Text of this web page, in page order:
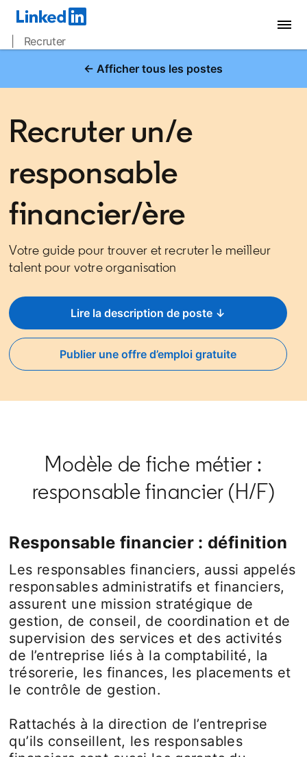
| Recruter
← Afficher tous les postes
Recruter un/e
responsable
financier/ère
Votre guide pour trouver et recruter le meilleur
talent pour votre organisation
Lire la description de poste ↓
Publier une offre d’emploi gratuite
opens in a new tab
Modèle de fiche métier :
responsable financier (H/F)
Responsable financier : définition
Les responsables financiers, aussi appelés
responsables administratifs et financiers,
assurent une mission stratégique de
gestion, de conseil, de coordination et de
supervision des services et des activités
de l’entreprise liés à la comptabilité, la
trésorerie, les finances, les placements et
le contrôle de gestion.
Rattachés à la direction de l’entreprise
qu’ils conseillent, les responsables